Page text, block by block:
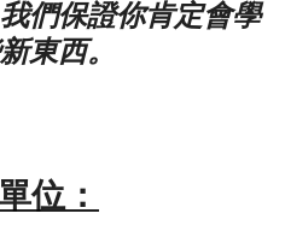
們保證你肯定會學
東西。
位：